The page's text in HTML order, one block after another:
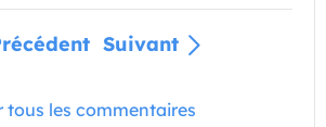
Suivant
tous les commentaires